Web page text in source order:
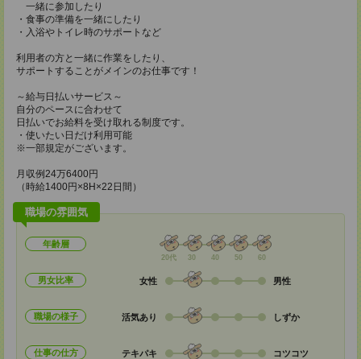
一緒に参加したり
・食事の準備を一緒にしたり
・入浴やトイレ時のサポートなど
利用者の方と一緒に作業をしたり、
サポートすることがメインのお仕事です！
～給与日払いサービス～
自分のペースに合わせて
日払いでお給料を受け取れる制度です。
・使いたい日だけ利用可能
※一部規定がございます。
月収例24万6400円
（時給1400円×8H×22日間）
職場の雰囲気
年齢層
20代 30 40 50 60
男女比率 女性 男性
職場の様子 活気あり しずか
仕事の仕方 テキパキ コツコツ